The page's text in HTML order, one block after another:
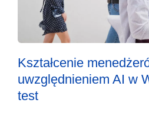
Kształcenie
uwzględnieniem AI w
test